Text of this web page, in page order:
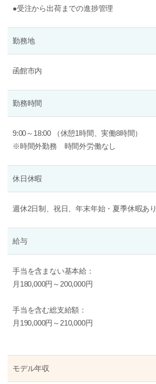
●受注から出荷までの進捗管理
勤務地
函館市内
勤務時間
9:00～18:00 （休憩1時間、実働8時間）
※時間外勤務 時間外労働なし
休日休暇
週休2日制、祝日、年末年始・夏季休暇あり
給与
手当を含まない基本給：
月180,000円～200,000円
手当を含む総支給額：
月190,000円～210,000円
モデル年収